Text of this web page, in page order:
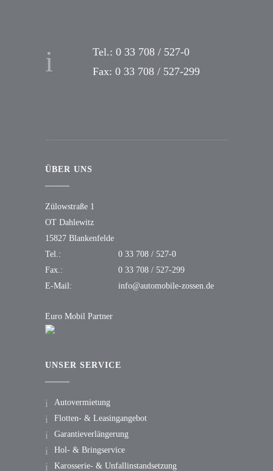
Tel.: 0 33 708 / 527-0
Fax: 0 33 708 / 527-299
ÜBER UNS
Zülowstraße 1
OT Dahlewitz
15827 Blankenfelde
Tel.:
0 33 708 / 527-0
Fax.:
0 33 708 / 527-299
E-Mail:
info@automobile-zossen.de
Euro Mobil Partner
UNSER SERVICE
Autovermietung
Flotten- & Leasingangebot
Garantieverlängerung
Hol- & Bringservice
Karosserie- & Unfallinstandsetzung